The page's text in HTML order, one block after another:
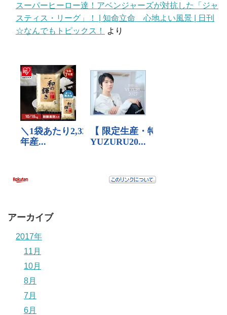
スーパーヒーロー達！アベンジャーズが対抗した「ジャ
スティス・リーグ」！ | 知命立命 心地よい風景 | 日刊
☆なんでもトピックス！
より
アーカイブ
2017年
11月
10月
8月
7月
6月